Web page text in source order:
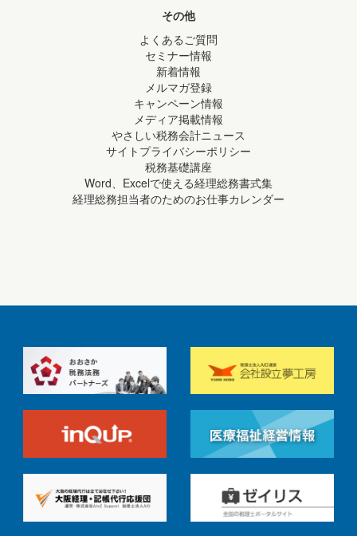
その他
よくあるご質問
セミナー情報
新着情報
メルマガ登録
キャンペーン情報
メディア掲載情報
やさしい税務会計ニュース
サイトプライバシーポリシー
税務基礎講座
Word、Excelで使える経理総務書式集
経理総務担当者のためのお仕事カレンダー